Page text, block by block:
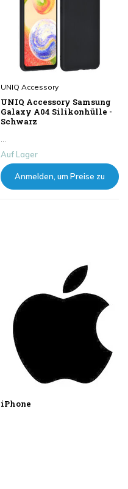
UNIQ Accessory
UNIQ Accessory Samsung
Galaxy A04 Silikonhülle -
Schwarz
...
Auf Lager
Anmelden, um Preise zu
iPhone